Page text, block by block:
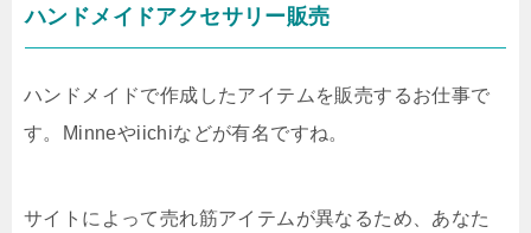
ハンドメイドアクセサリー販売
ハンドメイドで作成したアイテムを販売するお仕事で
す。
Minneやiichiなどが有名ですね。
サイトによって売れ筋アイテムが異なるため、あなた